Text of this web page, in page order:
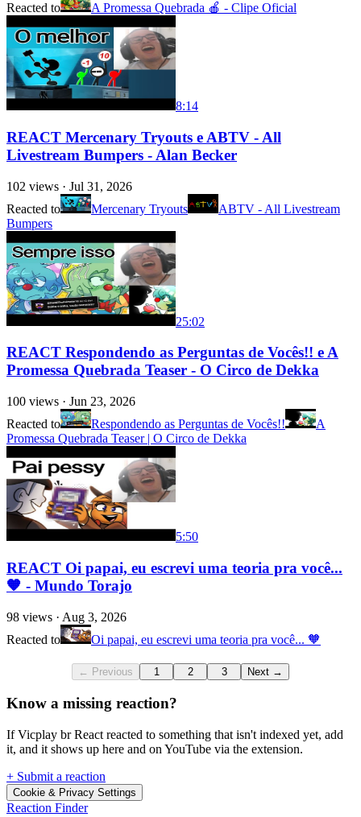
Reacted to
A Promessa Quebrada 🍎 - Clipe Oficial
8:14
REACT Mercenary Tryouts e ABTV - All
Livestream Bumpers - Alan Becker
102 views · Jul 31, 2026
Reacted to
Mercenary Tryouts
ABTV - All Livestream
Bumpers
25:02
REACT Respondendo as Perguntas de Vocês!! e A
Promessa Quebrada Teaser - O Circo de Dekka
100 views · Jun 23, 2026
Reacted to
Respondendo as Perguntas de Vocês!!
A
Promessa Quebrada Teaser | O Circo de Dekka
5:50
REACT Oi papai, eu escrevi uma teoria pra você...
🧡 - Mundo Torajo
98 views · Aug 3, 2026
Reacted to
Oi papai, eu escrevi uma teoria pra você... 🧡
← Previous 1 2 3 Next →
Know a missing reaction?
If Vicplay br React reacted to something that isn't indexed yet, add
it, and it shows up here and on YouTube via the extension.
+ Submit a reaction
Cookie & Privacy Settings
Reaction Finder